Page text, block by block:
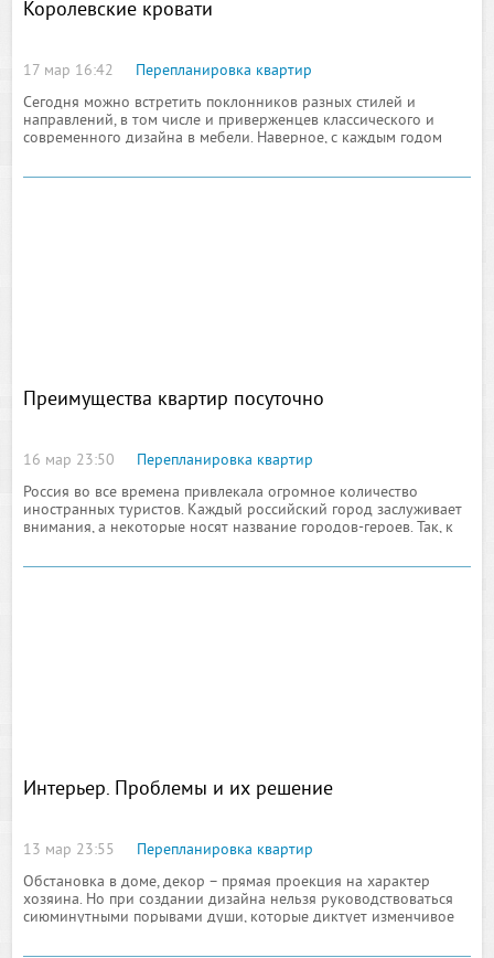
Королевские кровати
17 мар 16:42
Перепланировка квартир
Сегодня можно встретить поклонников разных стилей и
направлений, в том числе и приверженцев классического и
современного дизайна в мебели. Наверное, с каждым годом
появляются
Преимущества квартир посуточно
16 мар 23:50
Перепланировка квартир
Россия во все времена привлекала огромное количество
иностранных туристов. Каждый российский город заслуживает
внимания, а некоторые носят название городов-героев. Так, к
Интерьер. Проблемы и их решение
13 мар 23:55
Перепланировка квартир
Обстановка в доме, декор – прямая проекция на характер
хозяина. Но при создании дизайна нельзя руководствоваться
сиюминутными порывами души, которые диктует изменчивое